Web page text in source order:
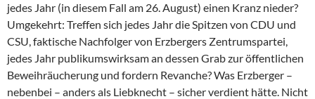
jedes Jahr (in diesem Fall am 26. August) einen Kranz nieder?
Umgekehrt: Treffen sich jedes Jahr die Spitzen von CDU und
CSU, faktische Nachfolger von Erzbergers Zentrumspartei,
jedes Jahr publikumswirksam an dessen Grab zur öffentlichen
Beweihräucherung und fordern Revanche? Was Erzberger –
nebenbei – anders als Liebknecht – sicher verdient hätte. Nicht